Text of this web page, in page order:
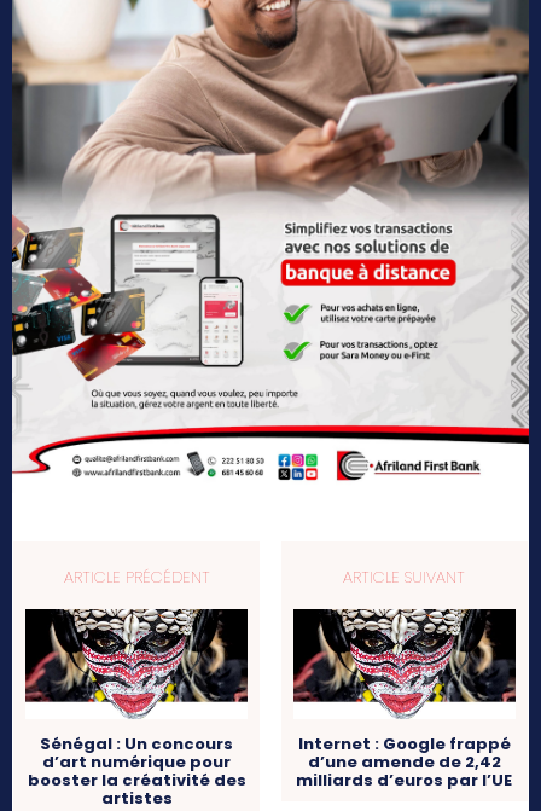
ARTICLE PRÉCÉDENT
Sénégal : Un concours
d’art numérique pour
booster la créativité des
artistes
ARTICLE SUIVANT
Internet : Google frappé
d’une amende de 2,42
milliards d’euros par l’UE